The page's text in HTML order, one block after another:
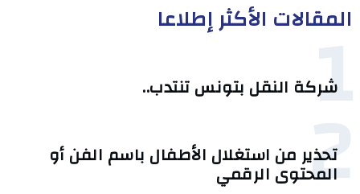
المقالات الأكثر إطلاعا
1
شركة النقل بتونس تنتدب..
2
تحذير من استغلال الأطفال باسم الفن أو
المحتوى الرقمي